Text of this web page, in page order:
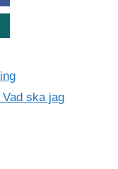
ska jag